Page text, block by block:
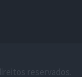
reservados.